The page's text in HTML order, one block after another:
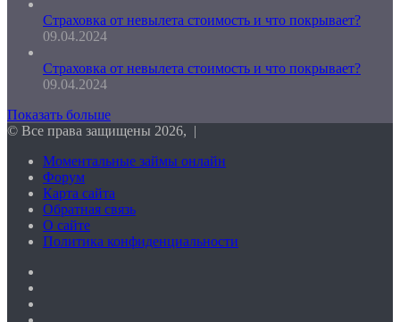
Страховка от невылета стоимость и что покрывает?
09.04.2024
Страховка от невылета стоимость и что покрывает?
09.04.2024
Показать больше
© Все права защищены 2026, |
Моментальные займы онлайн
Форум
Карта сайта
Обратная связь
О сайте
Политика конфиденциальности